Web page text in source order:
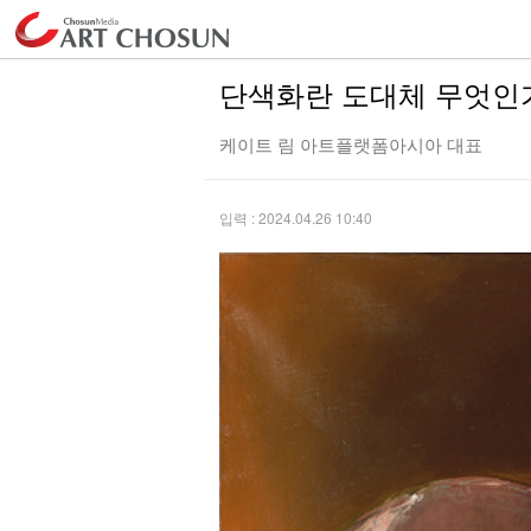
단색화란 도대체 무엇
케이트 림 아트플랫폼아시아 대표
입력 : 2024.04.26 10:40